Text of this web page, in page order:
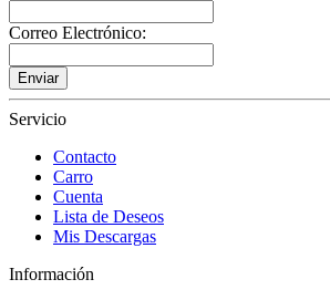
Correo Electrónico:
Enviar
Servicio
Contacto
Carro
Cuenta
Lista de Deseos
Mis Descargas
Información